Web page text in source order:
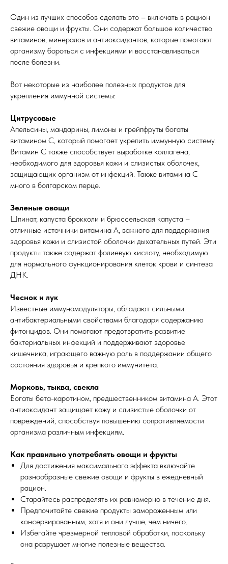
Один из лучших способов сделать это – включать в рацион
свежие овощи и фрукты. Они содержат большое количество
витаминов, минералов и антиоксидантов, которые помогают
организму бороться с инфекциями и восстанавливаться
после болезни.
Вот некоторые из наиболее полезных продуктов для
укрепления иммунной системы:
Цитрусовые
Апельсины, мандарины, лимоны и грейпфруты богаты
витамином C, который помогает укрепить иммунную систему.
Витамин C также способствует выработке коллагена,
необходимого для здоровья кожи и слизистых оболочек,
защищающих организм от инфекций. Также витамина С
много в болгарском перце.
Зеленые овощи
Шпинат, капуста брокколи и брюссельская капуста –
отличные источники витамина A, важного для поддержания
здоровья кожи и слизистой оболочки дыхательных путей. Эти
продукты также содержат фолиевую кислоту, необходимую
для нормального функционирования клеток крови и синтеза
ДНК.
Чеснок и лук
Известные иммуномодуляторы, обладают сильными
антибактериальными свойствами благодаря содержанию
фитонцидов. Они помогают предотвратить развитие
бактериальных инфекций и поддерживают здоровье
кишечника, играющего важную роль в поддержании общего
состояния здоровья и крепкого иммунитета.
Морковь, тыква, свекла
Богаты бета-каротином, предшественником витамина А. Этот
антиоксидант защищает кожу и слизистые оболочки от
повреждений, способствуя повышению сопротивляемости
организма различным инфекциям.
Как правильно употреблять овощи и фрукты
Для достижения максимального эффекта включайте
разнообразные свежие овощи и фрукты в ежедневный
рацион.
Старайтесь распределять их равномерно в течение дня.
Предпочитайте свежие продукты замороженным или
консервированным, хотя и они лучше, чем ничего.
Избегайте чрезмерной тепловой обработки, поскольку
она разрушает многие полезные вещества.